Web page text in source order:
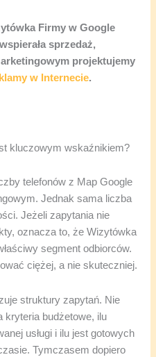
Firmy w Google
sprzedaż,
projektujemy
w Internecie.
kluczowym wskaźnikiem?
telefonów z Map Google
Jednak sama liczba
Jeżeli zapytania nie
oznacza to, że Wizytówka
segment odbiorców.
ciężej, a nie skuteczniej.
struktury zapytań. Nie
kryteria budżetowe, ilu
usługi i ilu jest gotowych
Tymczasem dopiero